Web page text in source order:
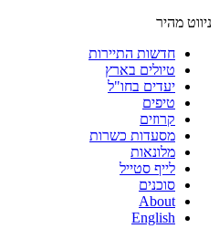
ניווט מהיר
חדשות התיירות
טיולים בארץ
יעדים בחו"ל
טיפים
קרוזים
מסעדות כשרות
מלונאות
לייף סטייל
סוכנים
About
English